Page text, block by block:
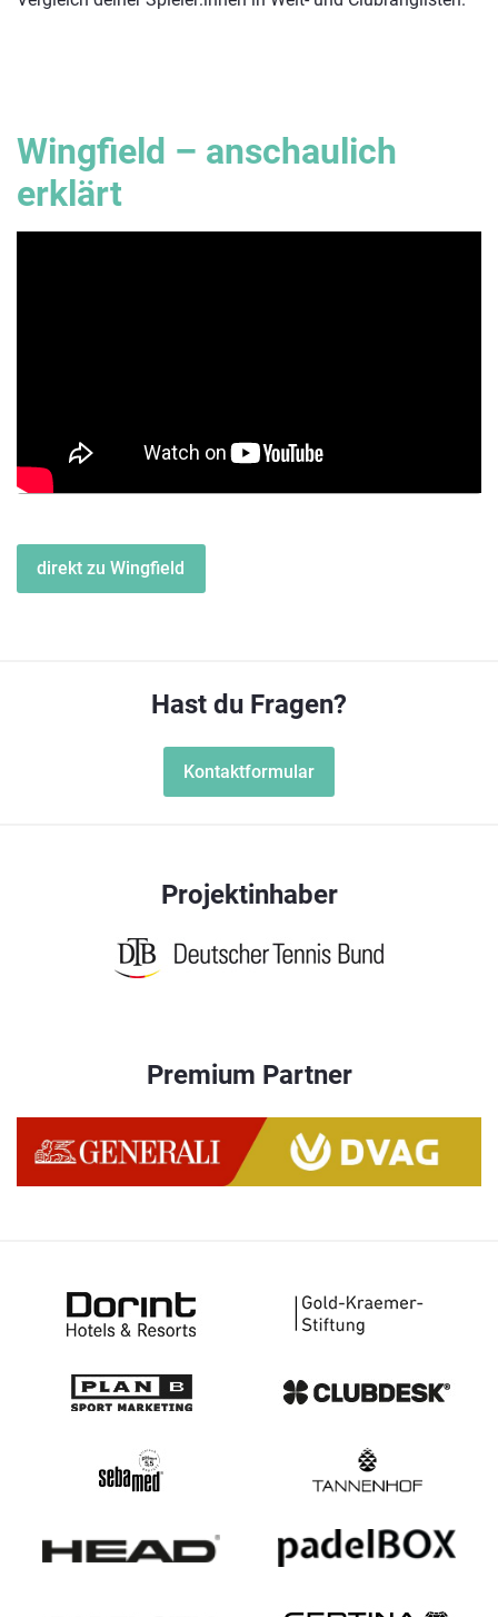
Wingfield – anschaulich
erklärt
direkt zu Wingfield
Hast du Fragen?
Kontaktformular
Projektinhaber
Premium Partner